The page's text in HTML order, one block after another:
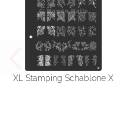
XL Stamping Schablone X